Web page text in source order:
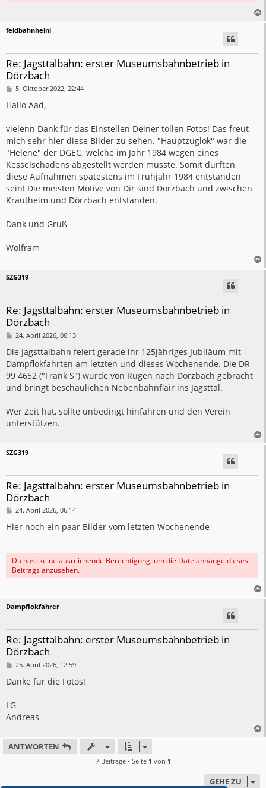
feldbahnheini
Re: Jagsttalbahn: erster Museumsbahnbetrieb in
Dörzbach
B
i
t
a
g
5. Oktober 2022, 22:44
Hallo Aad,
vielenn Dank für das Einstellen Deiner tollen Fotos! Das freut
mich sehr hier diese Bilder zu sehen. "Hauptzuglok" war die
"Helene" der DGEG, welche im Jahr 1984 wegen eines
Kesselschadens abgestellt werden musste. Somit dürften
diese Aufnahmen spätestens im Frühjahr 1984 entstanden
sein! Die meisten Motive von Dir sind Dörzbach und zwischen
Krautheim und Dörzbach entstanden.
Dank und Gruß
Wolfram
SZG319
Re: Jagsttalbahn: erster Museumsbahnbetrieb in
Dörzbach
B
i
t
r
a
g
24. April 2026, 06:13
Die Jagsttalbahn feiert gerade ihr 125jähriges Jubiläum mit
Dampflokfahrten am letzten und dieses Wochenende. Die DR
99 4652 ("Frank S") wurde von Rügen nach Dörzbach gebracht
und bringt beschaulichen Nebenbahnflair ins Jagsttal.
Wer Zeit hat, sollte unbedingt hinfahren und den Verein
unterstützen.
SZG319
Re: Jagsttalbahn: erster Museumsbahnbetrieb in
Dörzbach
B
i
t
g
24. April 2026, 06:14
Hier noch ein paar Bilder vom letzten Wochenende
Du hast keine ausreichende Berechtigung, um die Dateianhänge dieses
Beitrags anzusehen.
Dampflokfahrer
Re: Jagsttalbahn: erster Museumsbahnbetrieb in
Dörzbach
B
i
t
a
g
25. April 2026, 12:59
Danke für die Fotos!
LG
Andreas
ANTWORTEN
7 Beiträge • Seite 1 von 1
GEHE ZU